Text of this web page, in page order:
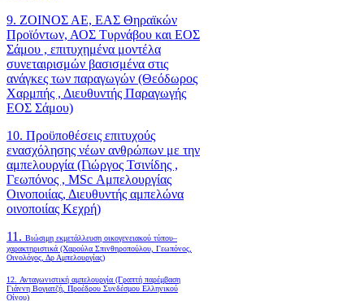
9. ΖΟΙΝΟΣ ΑΕ, ΕΑΣ Θηραϊκών
Προϊόντων, ΑΟΣ Τυρνάβου και ΕΟΣ
Σάμου , επιτυχημένα μοντέλα
συνεταιρισμών βασισμένα στις
ανάγκες των παραγωγών (Θεόδωρος
Χαρμπής , Διευθυντής Παραγωγής
ΕΟΣ Σάμου)
10. Προϋποθέσεις επιτυχούς
ενασχόλησης νέων ανθρώπων με την
αμπελουργία (Γιώργος Τσινίδης ,
Γεωπόνος , MSc Αμπελουργίας
Οινοποιίας, Διευθυντής αμπελώνα
οινοποιίας Κεχρή)
11. Βιώσιμη εκμετάλλευση οικογενειακού τύπου–
χαρακτηριστικά (Χαρούλα Σπινθηροπούλου, Γεωπόνος,
Οινολόγος, Δρ Αμπελουργίας)
12. Ανταγωνιστική αμπελουργία (Γραπτή παρέμβαση
Γιάννη Βογιατζή, Προέδρου Συνδέσμου Ελληνικού
Οίνου)